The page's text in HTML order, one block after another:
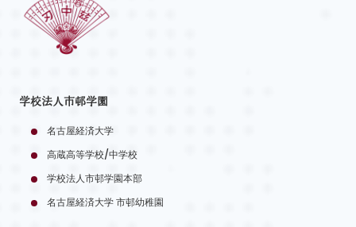
学校法人市邨学園
名古屋経済大学
高蔵高等学校/中学校
学校法人市邨学園本部
名古屋経済大学 市邨幼稚園